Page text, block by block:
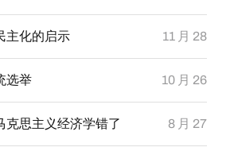
主化的启示 11 月 28
选举 10 月 26
克思主义经济学错了 8 月 27